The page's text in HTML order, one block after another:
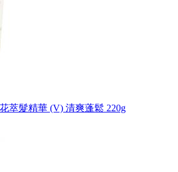
萃髮精華 (V) 清爽蓬鬆 220g